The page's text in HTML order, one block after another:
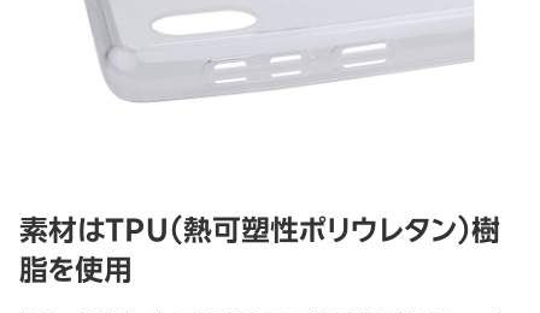
素材はTPU（熱可塑性ポリウレタン）樹
脂を使用